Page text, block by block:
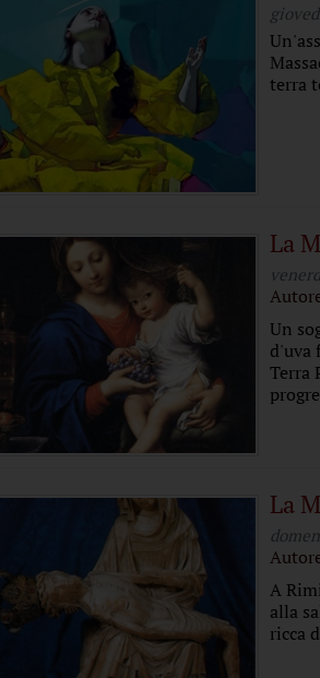
terra
La
Un
d'uva
Terra
La
A
alla
ricca